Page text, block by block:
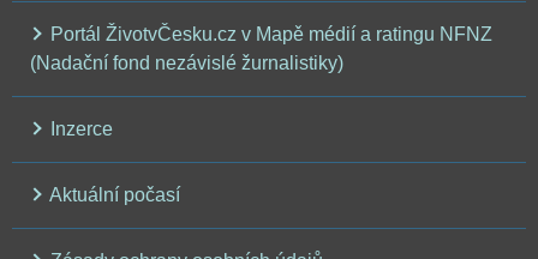
Portál ŽivotvČesku.cz v Mapě médií a ratingu NFNZ
(Nadační fond nezávislé žurnalistiky)
Inzerce
Aktuální počasí